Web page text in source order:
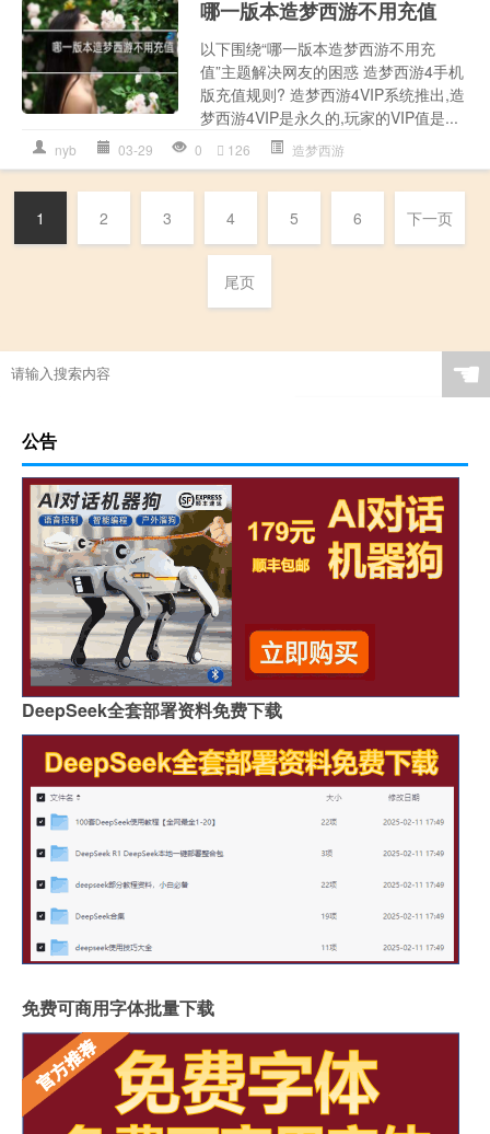
哪一版本造梦西游不用充值
以下围绕“哪一版本造梦西游不用充
值”主题解决网友的困惑 造梦西游4手机
版充值规则? 造梦西游4VIP系统推出,造
梦西游4VIP是永久的,玩家的VIP值是...
nyb 03-29 0 126 造梦西游
1 2 3 4 5 6 下一页
尾页
☚
公告
DeepSeek全套部署资料免费下载
免费可商用字体批量下载